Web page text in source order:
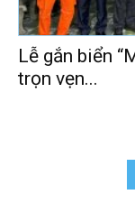
Lễ gắn biển
trọn vẹn...